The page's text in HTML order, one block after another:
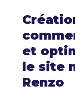
et
le site
Renzo